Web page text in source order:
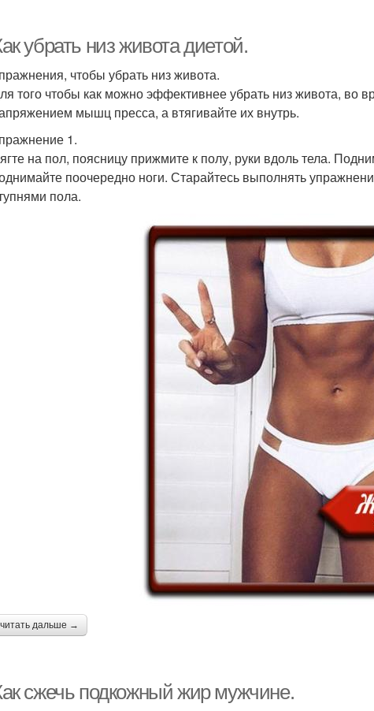
убрать низ живота диетой.
чтобы убрать низ живота.
того чтобы как можно эффективнее убрать низ живота, во
мышц пресса, а втягивайте их внутрь.
1.
на пол, поясницу прижмите к полу, руки вдоль тела.
поочередно ноги. Старайтесь выполнять
пола.
читать дальше →
сжечь подкожный жир мужчине.